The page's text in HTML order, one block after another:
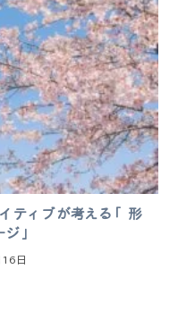
ティブが考える「形
」
日